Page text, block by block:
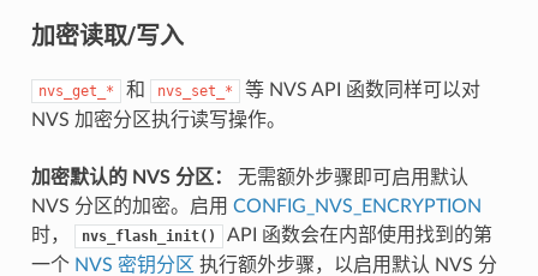
加密读取/写入
nvs_get_* 和 nvs_set_*
等 NVS API 函数同样可以对
NVS 加密分区执行读写操作。
加密默认的 NVS 分区：
无需额外步骤即可启用默认
NVS 分区的加密。启用 CONFIG_NVS_ENCRYPTION
时，
nvs_flash_init()
API 函数会在内部使用找到的第
一个 NVS 密钥分区 执行额外步骤，以启用默认 NVS 分